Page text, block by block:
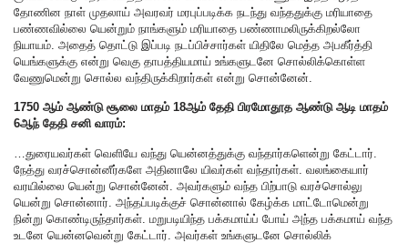
தோணின நாள் முதலாய் அவரவர் மரபுப்படிக்க நடந்து வந்ததுக்கு மரியாதை
பண்ணவில்லை யென்றும் நாங்களும் மரியாதை பண்ணாமலிருக்கிறல்லோ
நியாயம். அதைத் தொட்டு இப்படி நடப்பிச்சார்கள் யிதிலே மெத்த அபகீர்த்தி
யெங்களுக்கு என்று வெகு தாபத்தியமாய் உங்களுடனே சொல்லிக்கொள்ள
வேணுமென்று சொல்ல வந்திருக்கிறார்கள் என்று சொன்னேன்.
1750 ஆம் ஆண்டு சூலை மாதம் 18ஆம் தேதி பிரமோதூத ஆண்டு ஆடி மாதம்
6ஆந் தேதி சனி வாரம்:
…துரையவர்கள் வெளியே வந்து யென்னத்துக்கு வந்தார்களென்று கேட்டார்.
நேத்து வரச்சொன்னீர்களே அதினாலே யிவர்கள் வந்தார்கள். வலங்கையார்
வரயில்லை யென்று சொன்னேன். அவர்களும் வந்த பிற்பாடு வரச்சொல்லு
யென்று சொன்னார். அந்தப்படிக்குச் சொன்னால் கேழ்க்க மாட்டோமென்று
நின்று கொண்டிருந்தார்கள். மறுபடியிந்த பக்கமாய்ப் போய் அந்த பக்கமாய் வந்த
உடனே யென்னவென்று கேட்டார். அவர்கள் உங்களுடனே சொல்லிக்